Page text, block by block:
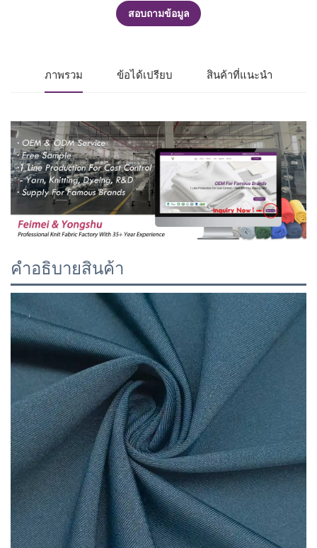
สอบถามข้อมูล
ภาพรวม ข้อได้เปรียบ สินค้าที่แนะนำ
คำอธิบายสินค้า